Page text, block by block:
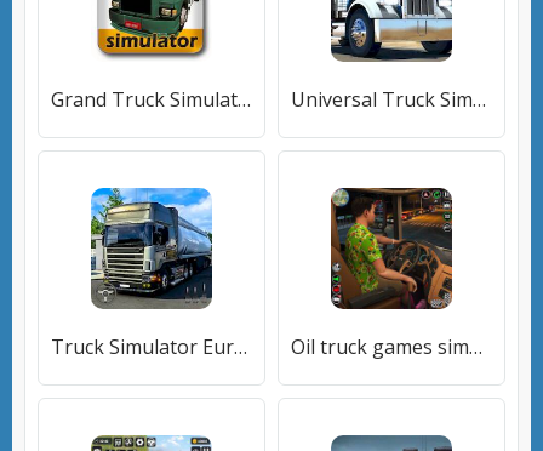
Grand Truck Simulator [Много денег] Universal Truck Simulator [Много денег]
Truck Simulator Euro Truck 3d [Много денег] Oil truck games simulator 3D [Много денег]